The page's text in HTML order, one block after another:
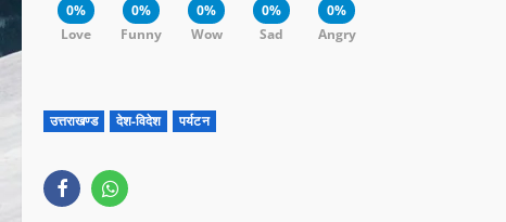
0%
Love
0%
Funny
0%
Wow
0%
Sad
0%
Angry
उत्तराखण्ड देश-विदेश पर्यटन